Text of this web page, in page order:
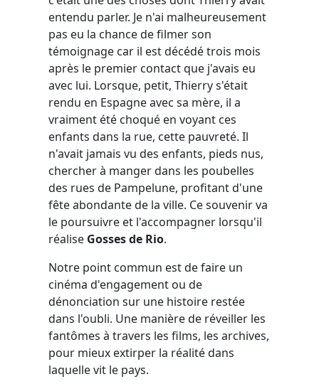
entendu parler. Je n'ai malheureusement
pas eu la chance de filmer son
témoignage car il est décédé trois mois
après le premier contact que j'avais eu
avec lui. Lorsque, petit, Thierry s'était
rendu en Espagne avec sa mère, il a
vraiment été choqué en voyant ces
enfants dans la rue, cette pauvreté. Il
n'avait jamais vu des enfants, pieds nus,
chercher à manger dans les poubelles
des rues de Pampelune, profitant d'une
fête abondante de la ville. Ce souvenir va
le poursuivre et l'accompagner lorsqu'il
réalise Gosses de Rio.
Notre point commun est de faire un
cinéma d'engagement ou de
dénonciation sur une histoire restée
dans l'oubli. Une manière de réveiller les
fantômes à travers les films, les archives,
pour mieux extirper la réalité dans
laquelle vit le pays.